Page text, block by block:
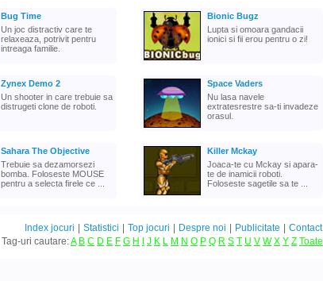
Bug Time
Un joc distractiv care te
relaxeaza, potrivit pentru
intreaga familie.
Bionic Bugz
Lupta si omoara gandacii
ionici si fii erou pentru o zi!
Zynex Demo 2
Un shooter in care trebuie sa
distrugeti clone de roboti.
Space Vaders
Nu lasa navele
extratesrestre sa-ti invadeze
orasul.
Sahara The Objective
Trebuie sa dezamorsezi
bomba. Foloseste MOUSE
pentru a selecta firele ce ...
Killer Mckay
Joaca-te cu Mckay si apara-
te de inamicii roboti.
Foloseste sagetile sa te ...
Index jocuri Statistici Top jocuri Despre noi Publicitate
Contact
Tag-uri cautare:A B C D E F G H J K L M N O P Q R S T U V W X Y Z Toate